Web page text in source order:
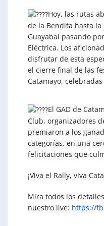
Hoy, las rutas
de la Bendita hasta
Guayabal pasando
Eléctrica. Los
disfrutar de esta
el cierre final de las
Catamayo,
El GAD de
Club, organizadores
premiaron a los
categorías, en una
felicitaciones que
¡Viva el Rally, viva
Mira todos los
nuestro live: https://